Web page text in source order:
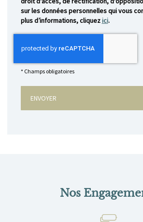
sur les données personnelles qui vous
plus d’informations, cliquezici.
* Champs obligatoires
Nos